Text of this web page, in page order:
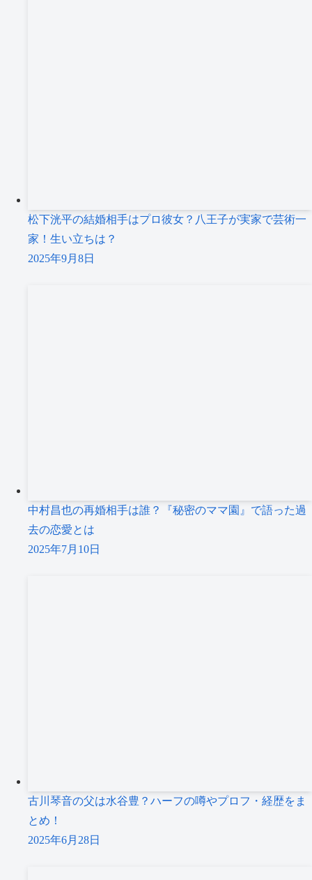
松下洸平の結婚相手はプロ彼女？八王子が実家で芸術一
家！生い立ちは？
2025年9月8日
中村昌也の再婚相手は誰？『秘密のママ園』で語った過
去の恋愛とは
2025年7月10日
古川琴音の父は水谷豊？ハーフの噂やプロフ・経歴をま
とめ！
2025年6月28日